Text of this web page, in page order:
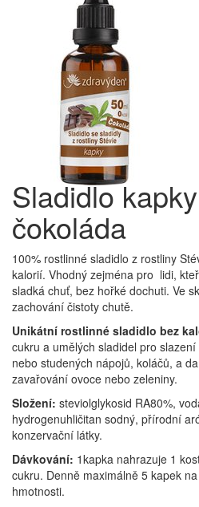
Sladidlo
čokoláda
100% rostlinné sladidlo z rostliny
kalorií. Vhodný zejména pro lidi,
sladká chuť, bez hořké dochuti. Ve
zachování čistoty chutě.
Unikátní rostlinné sladidlo bez
cukru a umělých sladidel pro
nebo studených nápojů, koláčů, a
zavařování ovoce nebo zeleniny.
Složení: steviolglykosid RA80%,
hydrogenuhličitan sodný, přírodní
konzervační látky.
Dávkování: 1kapka nahrazuje 1
cukru. Denně maximálně 5 kapek
hmotnosti.